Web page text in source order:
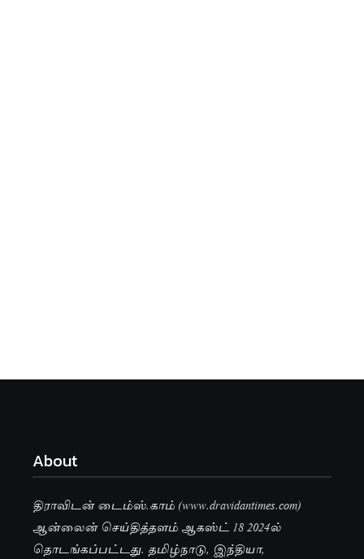
About
திராவிடன் டைம்ஸ்.காம் (www.dravidantimes.com)
ஆன்லைன் செய்தித்தளம் ஆகஸ்ட் 18 2024ல்
தொடங்கப்பட்டது. தமிழ்நாடு, இந்தியா,